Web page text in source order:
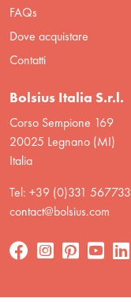
FAQs
Dove acquistare
Contatti
Bolsius Italia S.r.l.
Corso Sempione 169
20025 Legnano (MI)
Italia
Tel: +39 (0)331 567733
contact@bolsius.com